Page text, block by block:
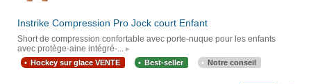
Instrike Compression Pro Jock court Enfant
Short de compression confortable avec porte-nuque pour les enfants
avec protège-aine intégré-...
Hockey sur glace VENTE Best-seller Notre conseil